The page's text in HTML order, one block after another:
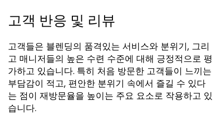
고객 반응 및 리뷰
고객들은 블렌딩의 품격있는 서비스와 분위기, 그리
고 매니저들의 높은 수련 수준에 대해 긍정적으로 평
가하고 있습니다. 특히 처음 방문한 고객들이 느끼는
부담감이 적고, 편안한 분위기 속에서 즐길 수 있다
는 점이 재방문율을 높이는 주요 요소로 작용하고 있
습니다.